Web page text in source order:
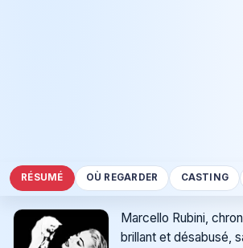
RÉSUMÉ OÙ REGARDER CASTING
Marcello Rubini,
brillant et désabusé,